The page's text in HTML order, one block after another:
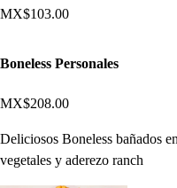
MX$103.00
Boneless Personales
MX$208.00
Deliciosos Boneless bañados
vegetales y aderezo ranch